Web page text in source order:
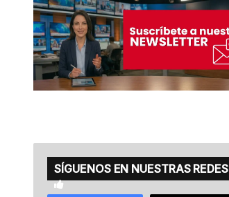
SÍGUENOS EN NUESTRAS REDES